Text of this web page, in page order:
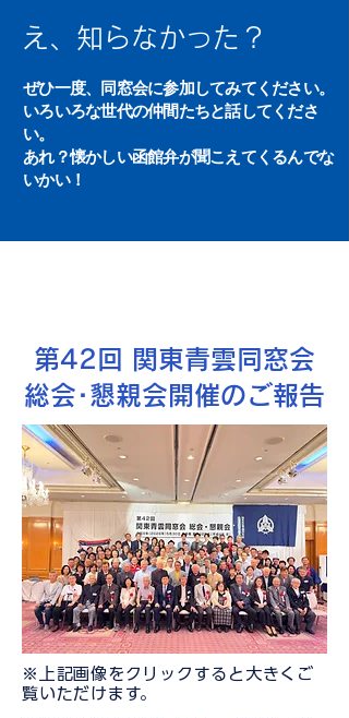
え、知らなかった？
ぜひ一度、同窓会に参加してみてください。
いろいろな世代の仲間たちと話してくださ
い。
​あれ？懐かしい函館弁が聞こえてくるんでな
いかい！
第42回 関東青雲同窓会
総会･懇親会開催のご報告
※上記画像をクリックすると大きくご
覧いただけます。